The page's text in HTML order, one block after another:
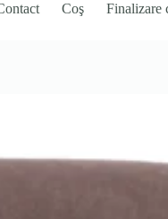
Coş Finalizare